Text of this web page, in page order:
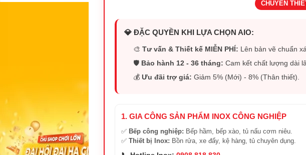
CHUYÊN
💎 ĐẶC QUYỀN KHI LỰA CHỌN AIO:
🎨Tư vấn & Thiết kế MIỄN PHÍ: Lên bản vẽ chuẩn
🛡️ Bảo hành 12 - 36 tháng: Cam kết chất lượng dài
💰Ưu đãi trợ giá: Giảm 5% (Mới) - 8% (Thân thiết).
1. GIA CÔNG SẢN PHẨM INOX CÔNG NGHIỆP
✅ Bếp công nghiệp: Bếp hầm, bếp xào, tủ nấu cơm niêu.
✅ Thiết bị Inox: Bồn rửa, xe đẩy, kệ hàng, tủ chuyên dụng.